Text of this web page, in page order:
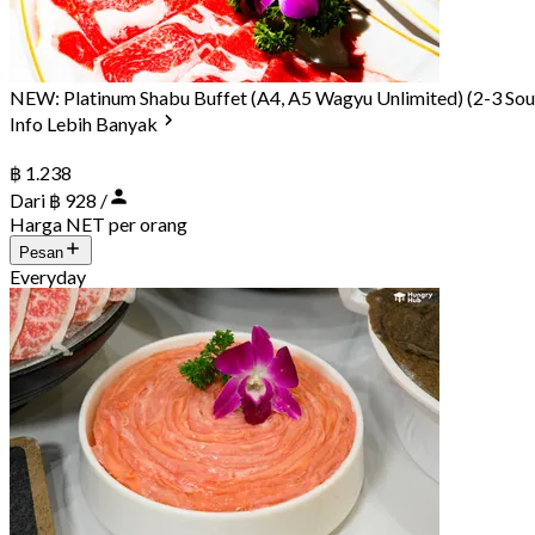
NEW: Platinum Shabu Buffet (A4, A5 Wagyu Unlimited) (2-3
Info Lebih Banyak
฿ 1.238
Dari ฿ 928 /
Harga NET per orang
Pesan
Everyday